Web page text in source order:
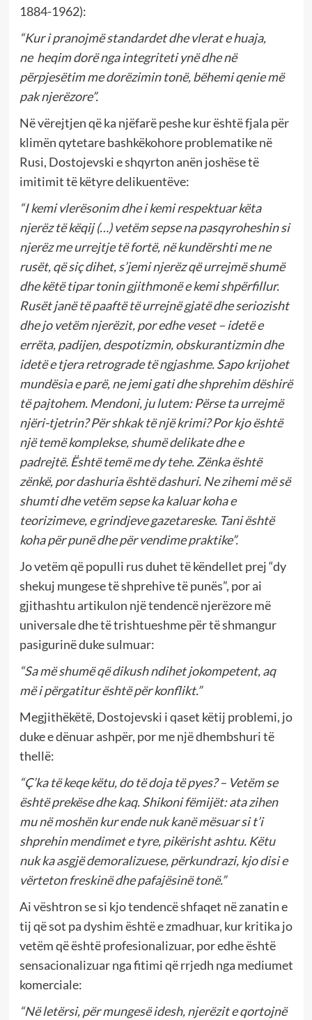
1884-1962):
“Kur i pranojmë standardet dhe vlerat e huaja,
ne heqim dorë nga integriteti ynë dhe në
përpjesëtim me dorëzimin tonë, bëhemi qenie më
pak njerëzore”.
Në vërejtjen që ka njëfarë peshe kur është fjala për
klimën qytetare bashkëkohore problematike në
Rusi, Dostojevski e shqyrton anën joshëse të
imitimit të këtyre delikuentëve:
“I kemi vlerësonim dhe i kemi respektuar këta
njerëz të këqij (…) vetëm sepse na pasqyroheshin si
njerëz me urrejtje të fortë, në kundërshti me ne
rusët, që siç dihet, s’jemi njerëz që urrejmë shumë
dhe këtë tipar tonin gjithmonë e kemi shpërfillur.
Rusët janë të paaftë të urrejnë gjatë dhe seriozisht
dhe jo vetëm njerëzit, por edhe veset – idetë e
errëta, padijen, despotizmin, obskurantizmin dhe
idetë e tjera retrograde të ngjashme. Sapo krijohet
mundësia e parë, ne jemi gati dhe shprehim dëshirë
të pajtohem. Mendoni, ju lutem: Përse ta urrejmë
njëri-tjetrin? Për shkak të një krimi? Por kjo është
një temë komplekse, shumë delikate dhe e
padrejtë. Është temë me dy tehe. Zënka është
zënkë, por dashuria është dashuri. Ne zihemi më së
shumti dhe vetëm sepse ka kaluar koha e
teorizimeve, e grindjeve gazetareske. Tani është
koha për punë dhe për vendime praktike”.
Jo vetëm që populli rus duhet të këndellet prej “dy
shekuj mungese të shprehive të punës”, por ai
gjithashtu artikulon një tendencë njerëzore më
universale dhe të trishtueshme për të shmangur
pasigurinë duke sulmuar:
“Sa më shumë që dikush ndihet jokompetent, aq
më i përgatitur është për konflikt.”
Megjithëkëtë, Dostojevski i qaset këtij problemi, jo
duke e dënuar ashpër, por me një dhembshuri të
thellë:
“Ç’ka të keqe këtu, do të doja të pyes? – Vetëm se
është prekëse dhe kaq. Shikoni fëmijët: ata zihen
mu në moshën kur ende nuk kanë mësuar si t’i
shprehin mendimet e tyre, pikërisht ashtu. Këtu
nuk ka asgjë demoralizuese, përkundrazi, kjo disi e
vërteton freskinë dhe pafajësinë tonë.”
Ai vështron se si kjo tendencë shfaqet në zanatin e
tij që sot pa dyshim është e zmadhuar, kur kritika jo
vetëm që është profesionalizuar, por edhe është
sensacionalizuar nga fitimi që rrjedh nga mediumet
komerciale:
“Në letërsi, për mungesë idesh, njerëzit e qortojnë